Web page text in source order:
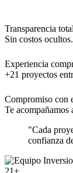
Transparencia total
Sin costos
Experiencia
+21 proyectos
Compromiso con
Te acompañamos
"Cada
confianza
21+